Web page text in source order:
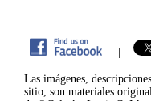
|
Las imágenes,
sitio, son materiales